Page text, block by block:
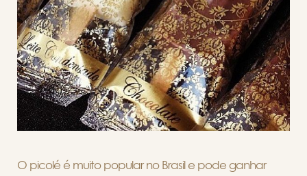
O picolé é muito popular no Brasil e pode ganhar